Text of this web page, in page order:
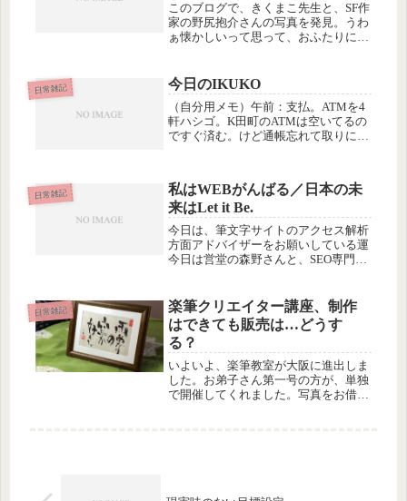
このブログで、きくまこ先生と、SF作
家の野尻抱介さんの写真を発見。うわ
ぁ懐かしいって思って、おふたりにお
た。。大阪大学で開催された「サイエ
ンス・フィクション: 科学と物...
日常雑記 今日のIKUKO
（自分用メモ）午前：支払。ATMを4
軒ハシゴ。K田町のATMは空いてるの
ですぐ済む。けど通帳忘れて取りに帰
とむのビデオレター」（YouTube）を
小さく掲載。午後１：帳簿入...
日常雑記
私はWEBがんばる／日本の未
来はLet it Be.
今日は、筆文字サイトのアクセス解析
方面アドバイザーをお願いしている運
今日は営堂の森野さんと、SEO専門の
て２時間みっちりミーティングをして
いただきました。私ひとりだった
ら、...
日常雑記
楽筆クリエイター講座、制作
はできても販売は…どうす
る？
いよいよ、楽筆教室が大阪に進出しま
した。お弟子さん第一号の方が、単独
で開催してくれました。写真をお借り